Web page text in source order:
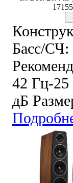
Басс/
42 Гц-25
дБ